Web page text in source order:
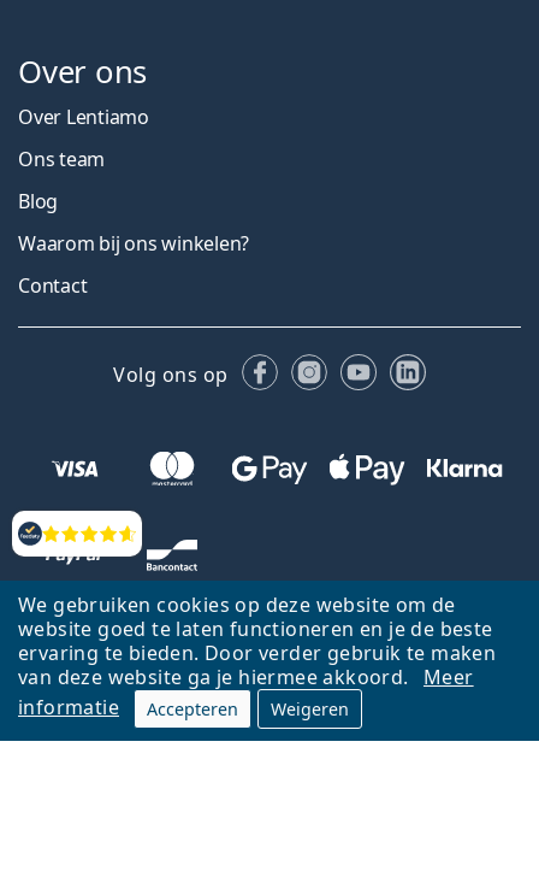
We gebruiken cookies op deze website om de
website goed te laten functioneren en je de beste
ervaring te bieden. Door verder gebruik te maken
van deze website ga je hiermee akkoord.
Meer
informatie
Accepteren Weigeren
Beoordelingen
Over ons
Over Lentiamo
Ons team
Blog
Waarom bij ons winkelen?
Contact
Volg ons op FacebookInstagram
YouTubeLinkedIn
Terug naar de homepagina Ga omhoog